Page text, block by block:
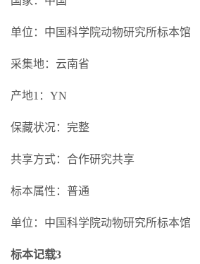
单位：中国科学院动物研究所标本馆
采集地：云南省
产地1：YN
保藏状况：完整
共享方式：合作研究共享
标本属性：普通
单位：中国科学院动物研究所标本馆
标本记载3